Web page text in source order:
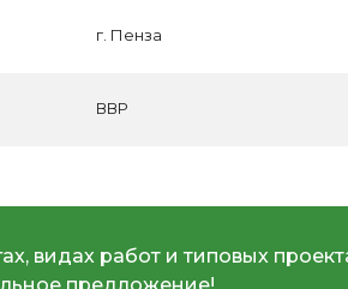
г. Пенза
ВВР
видах работ и типовых